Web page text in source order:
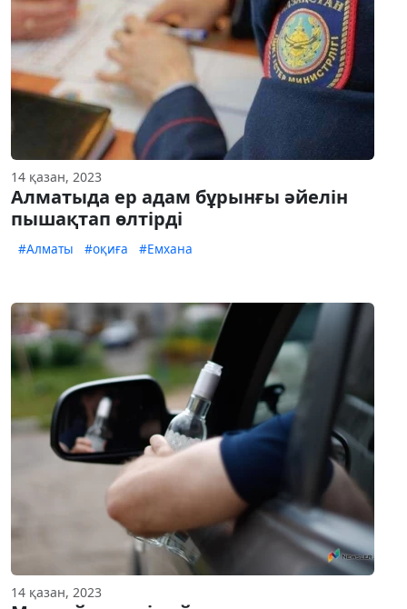
14 қазан, 2023
Алматыда ер адам бұрынғы әйелін
пышақтап өлтірді
#Алматы #оқиға #Емхана
14 қазан, 2023